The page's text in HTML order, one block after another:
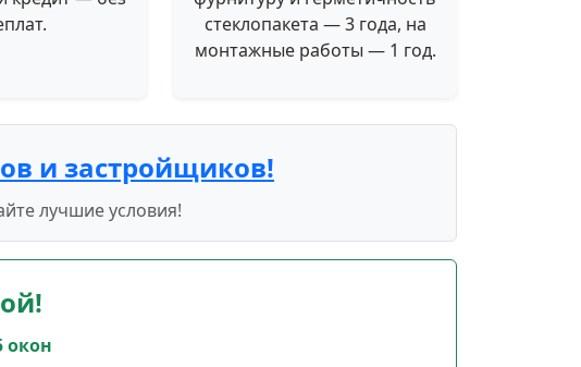
стеклопакета — 3 года, на
монтажные работы — 1 год.
и застройщиков!
лучшие условия!
окон